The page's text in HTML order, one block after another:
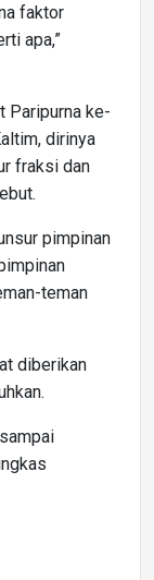
faktor
apa,”
Paripurna ke-
dirinya
fraksi dan
pimpinan
teman
diberikan